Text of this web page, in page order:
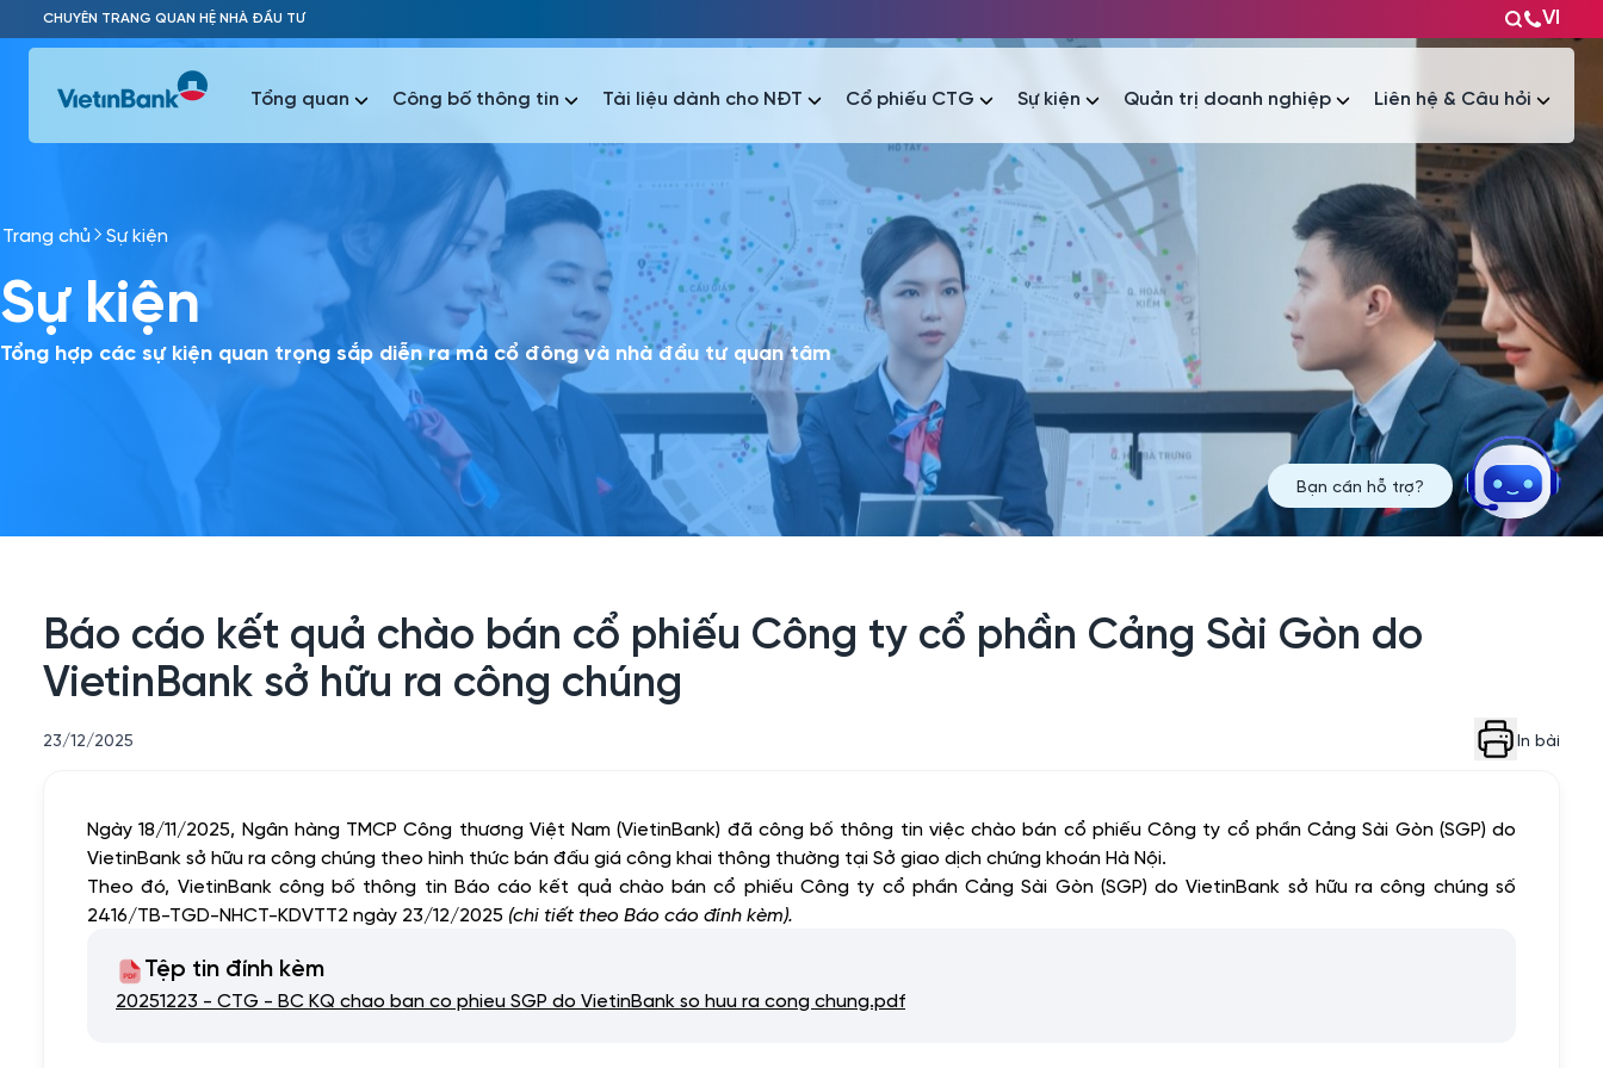
Skip to Main Content
CHUYÊN TRANG QUAN HỆ NHÀ ĐẦU TƯ VI
Phổ biến nhất
Báo cáo tài chính Thông tin giao dịch Công bố thông tin Sự kiện
Tổng quan Công bố thông tin Tài liệu dành cho NĐT Cổ phiếu CTG Sự kiện Quản trị doanh nghiệp Liên hệ & Câu hỏi
Phổ biến nhất
Thông tin giao dịch Công bố thông tin Tài liệu
Trang chủ Sự kiện
Sự kiện
Tổng hợp các sự kiện quan trọng sắp diễn ra mà cổ đông và nhà đầu tư quan tâm
Báo cáo kết quả chào bán cổ phiếu Công ty cổ phần Cảng Sài Gòn do
VietinBank sở hữu ra công chúng
23/12/2025 In bài
Ngày 18/11/2025, Ngân hàng TMCP Công thương Việt Nam (VietinBank) đã công bố thông tin việc chào bán cổ phiếu Công ty cổ phần Cảng Sài Gòn (SGP) do
VietinBank sở hữu ra công chúng theo hình thức bán đấu giá công khai thông thường tại Sở giao dịch chứng khoán Hà Nội.
Theo đó, VietinBank công bố thông tin Báo cáo kết quả chào bán cổ phiếu Công ty cổ phần Cảng Sài Gòn (SGP) do VietinBank sở hữu ra công chúng số
2416/TB-TGD-NHCT-KDVTT2 ngày 23/12/2025 (chi tiết theo Báo cáo đính kèm).
Tệp tin đính kèm
20251223 - CTG - BC KQ chao ban co phieu SGP do VietinBank so huu ra cong chung.pdf
Bạn cần hỗ trợ?